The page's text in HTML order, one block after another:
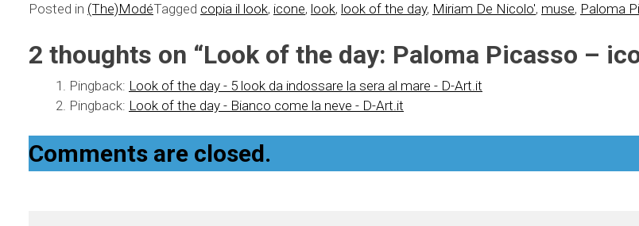
Posted in (The)ModéTagged copia il look, icone, look, look of the day, Miriam De Nicolo', muse, Paloma
2 thoughts on “Look of the day: Paloma Picasso –
Pingback: Look of the day - 5 look da indossare la sera al mare - D-Art.it
Pingback: Look of the day - Bianco come la neve - D-Art.it
Comments are closed.